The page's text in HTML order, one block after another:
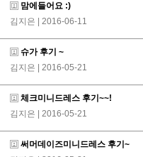
맘에들어요 :)
김지은
| 2016-06-11
슈가 후기 ~
김지은
| 2016-05-21
체크미니드레스 후기~~!
김지은
| 2016-05-21
써머데이즈미니드레스 후기~